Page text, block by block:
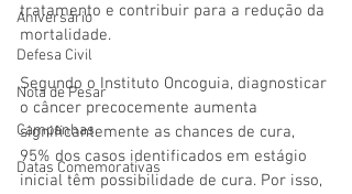
Aniversário
Defesa Civil
Nota de Pesar
Campanhas
Datas Comemorativas
tratamento e contribuir para a redução da
mortalidade.
Segundo o Instituto Oncoguia, diagnosticar
o câncer precocemente aumenta
significantemente as chances de cura,
95% dos casos identificados em estágio
inicial têm possibilidade de cura. Por isso,